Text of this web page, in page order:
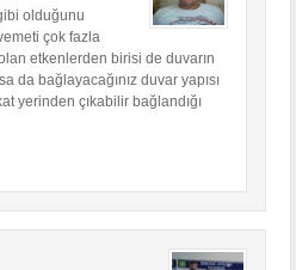
olduğunu
çok fazla
etkenlerden birisi de duvarın
da bağlayacağınız duvar yapısı
yerinden çıkabilir bağlandığı